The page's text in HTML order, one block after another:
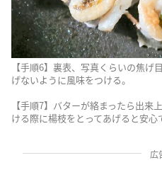
【手順6】裏表、写真くらいの焦
げないように風味をつける。
【手順7】バターが絡まったら出
ける際に楊枝をとってあげると安心
広